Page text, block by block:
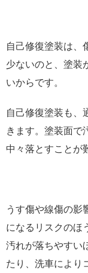
自己修復塗装は、
少ないのと、塗装
いからです。
自己修復塗装も、
きます。塗装面で
中々落とすことが
うす傷や線傷の影
になるリスクのほ
汚れが落ちやすい
たり、洗車により